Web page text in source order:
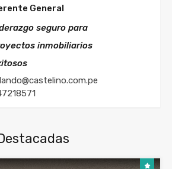
General
seguro para
inmobiliarios